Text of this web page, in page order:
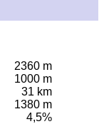
2360 m
1000 m
31 km
1380 m
4,5%